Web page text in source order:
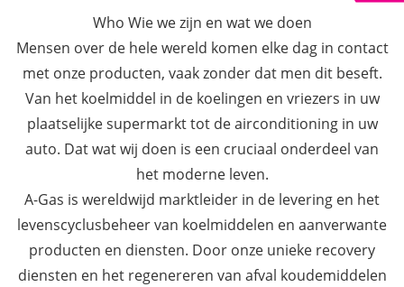
Who Wie we zijn en wat we doen
Mensen over de hele wereld komen elke dag in contact
met onze producten, vaak zonder dat men dit beseft.
Van het koelmiddel in de koelingen en vriezers in uw
plaatselijke supermarkt tot de airconditioning in uw
auto. Dat wat wij doen is een cruciaal onderdeel van
het moderne leven.
A-Gas is wereldwijd marktleider in de levering en het
levenscyclusbeheer van koelmiddelen en aanverwante
producten en diensten. Door onze unieke recovery
diensten en het regenereren van afval koudemiddelen